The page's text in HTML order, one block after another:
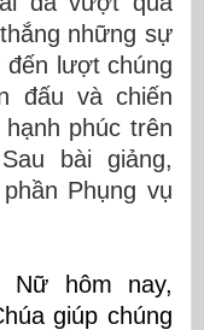
những sự
đến lượt chúng
đấu và chiến
phúc trên
bài giảng,
Phụng vụ
Nữ hôm nay,
giúp chúng